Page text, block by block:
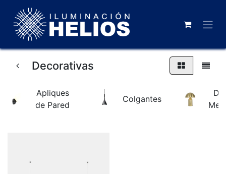
Decorativas
Apliques
de Pared
Colgantes
De